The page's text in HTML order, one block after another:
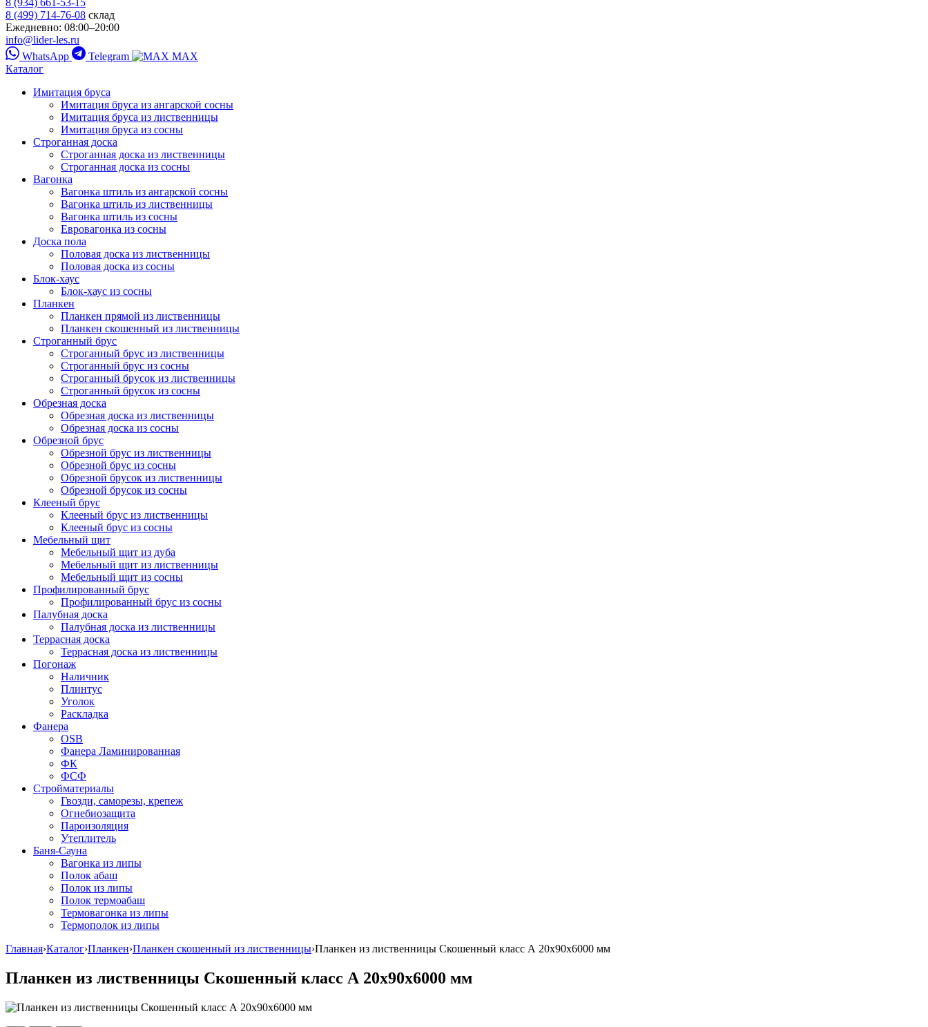
8 (934) 661-53-15
8 (499) 714-76-08 склад
Ежедневно: 08:00–20:00
info@lider-les.ru
WhatsApp
Telegram
MAX
Каталог
Имитация бруса
Имитация бруса из ангарской сосны
Имитация бруса из лиственницы
Имитация бруса из сосны
Строганная доска
Строганная доска из лиственницы
Строганная доска из сосны
Вагонка
Вагонка штиль из ангарской сосны
Вагонка штиль из лиственницы
Вагонка штиль из сосны
Евровагонка из сосны
Доска пола
Половая доска из лиственницы
Половая доска из сосны
Блок-хаус
Блок-хаус из сосны
Планкен
Планкен прямой из лиственницы
Планкен скошенный из лиственницы
Строганный брус
Строганный брус из лиственницы
Строганный брус из сосны
Строганный брусок из лиственницы
Строганный брусок из сосны
Обрезная доска
Обрезная доска из лиственницы
Обрезная доска из сосны
Обрезной брус
Обрезной брус из лиственницы
Обрезной брус из сосны
Обрезной брусок из лиственницы
Обрезной брусок из сосны
Клееный брус
Клееный брус из лиственницы
Клееный брус из сосны
Мебельный щит
Мебельный щит из дуба
Мебельный щит из лиственницы
Мебельный щит из сосны
Профилированный брус
Профилированный брус из сосны
Палубная доска
Палубная доска из лиственницы
Террасная доска
Террасная доска из лиственницы
Погонаж
Наличник
Плинтус
Уголок
Раскладка
Фанера
OSB
Фанера Ламинированная
ФК
ФСФ
Стройматериалы
Гвозди, саморезы, крепеж
Огнебиозащита
Пароизоляция
Утеплитель
Баня-Сауна
Вагонка из липы
Полок абаш
Полок из липы
Полок термоабаш
Термовагонка из липы
Термополок из липы
Главная›Каталог›Планкен›Планкен скошенный из лиственницы›Планкен из лиственницы Скошенный класс А 20x90x6000 мм
Планкен из лиственницы Скошенный класс А 20x90x6000 мм